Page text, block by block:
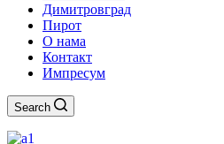
Димитровград
Пирот
О нама
Контакт
Импресум
Search